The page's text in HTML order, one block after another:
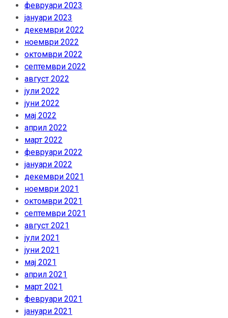
февруари 2023
јануари 2023
декември 2022
ноември 2022
октомври 2022
септември 2022
август 2022
јули 2022
јуни 2022
мај 2022
април 2022
март 2022
февруари 2022
јануари 2022
декември 2021
ноември 2021
октомври 2021
септември 2021
август 2021
јули 2021
јуни 2021
мај 2021
април 2021
март 2021
февруари 2021
јануари 2021